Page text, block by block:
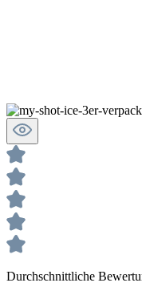
Durchschnittliche